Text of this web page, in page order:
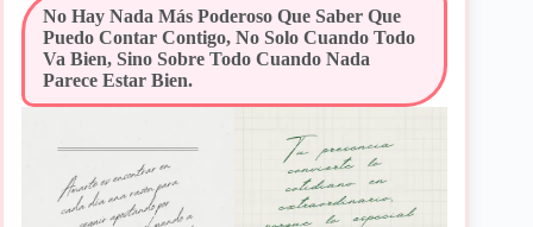
No Hay Nada Más Poderoso Que Saber Que
Puedo Contar Contigo, No Solo Cuando Todo
Va Bien, Sino Sobre Todo Cuando Nada
Parece Estar Bien.